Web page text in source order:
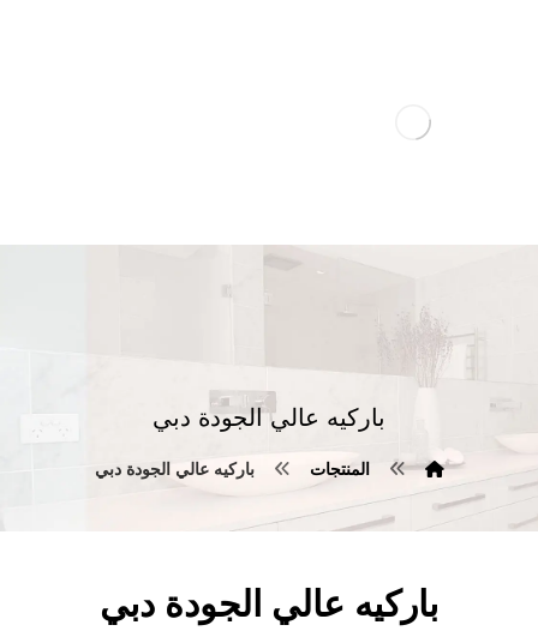
باركيه عالي الجودة دبي
المنتجات باركيه عالي الجودة دبي
باركيه عالي الجودة دبي